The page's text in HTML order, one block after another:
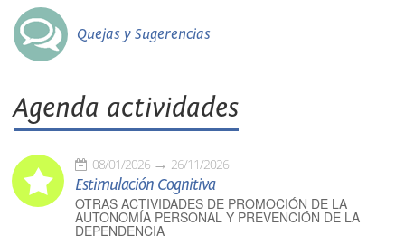
Quejas y Sugerencias
Agenda actividades
08/01/2026 26/11/2026
Estimulación Cognitiva
OTRAS ACTIVIDADES DE PROMOCIÓN DE LA
AUTONOMÍA PERSONAL Y PREVENCIÓN DE LA
DEPENDENCIA